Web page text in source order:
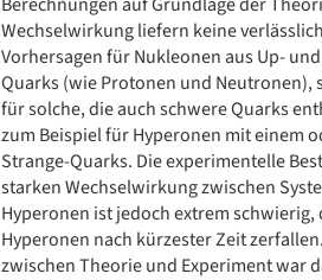
Wechselwirkung liefern keine
Vorhersagen für Nukleonen aus Up-
Quarks (wie Protonen und Neutronen),
für solche, die auch schwere Quarks
zum Beispiel für Hyperonen mit einem
Strange-Quarks. Die experimentelle
starken Wechselwirkung zwischen
Hyperonen ist jedoch extrem schwierig,
Hyperonen nach kürzester Zeit
zwischen Theorie und Experiment war